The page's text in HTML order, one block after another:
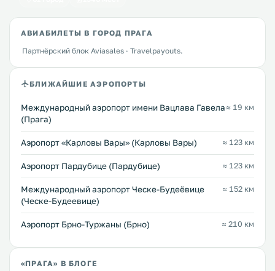
АВИАБИЛЕТЫ В ГОРОД ПРАГА
Партнёрский блок Aviasales · Travelpayouts.
БЛИЖАЙШИЕ АЭРОПОРТЫ
Международный аэропорт имени Вацлава Гавела
(Прага)
≈ 19 км
Аэропорт «Карловы Вары» (Карловы Вары) ≈ 123 км
Аэропорт Пардубице (Пардубице) ≈ 123 км
Международный аэропорт Ческе-Будеёвице
(Ческе-Будеевице)
≈ 152 км
Аэропорт Брно-Туржаны (Брно) ≈ 210 км
«ПРАГА» В БЛОГЕ